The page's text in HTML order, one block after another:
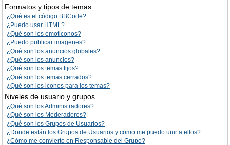
Formatos y tipos de temas
¿Qué es el código BBCode?
¿Puedo usar HTML?
¿Qué son los emoticonos?
¿Puedo publicar imagenes?
¿Qué son los anuncios globales?
¿Qué son los anuncios?
¿Qué son los temas fijos?
¿Qué son los temas cerrados?
¿Qué son los iconos para los temas?
Niveles de usuario y grupos
¿Qué son los Administradores?
¿Qué son los Moderadores?
¿Qué son los Grupos de Usuarios?
¿Donde están los Grupos de Usuarios y como me puedo unir a ellos?
¿Cómo me convierto en Responsable del Grupo?